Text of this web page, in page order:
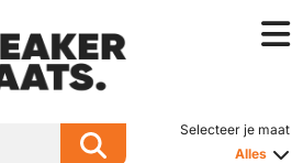
Selecteer je maat
Alles